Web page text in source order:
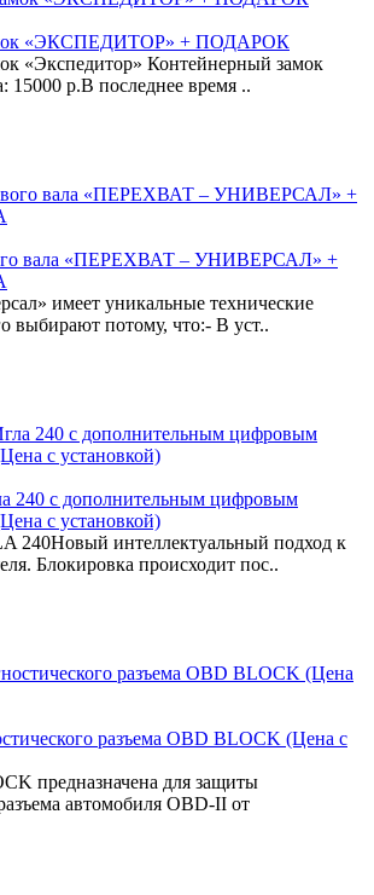
«ЭКСПЕДИТОР» + ПОДАРОК
«Экспедитор» Контейнерный замок
15000 р.В последнее время ..
вала «ПЕРЕХВАТ – УНИВЕРСАЛ» +
имеет уникальные технические
выбирают потому, что:- В уст..
240 с дополнительным цифровым
с установкой)
240Новый интеллектуальный подход к
Блокировка происходит пос..
разъема OBD BLOCK (Цена с
предназначена для защиты
автомобиля OBD-II от